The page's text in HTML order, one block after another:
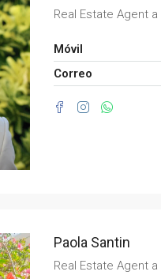
Real Estate Agent a
Móvil
Correo
Paola Santin
Real Estate Agent a